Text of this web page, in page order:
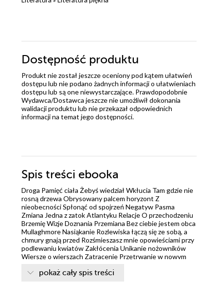
Dostępność produktu
Produkt nie został jeszcze oceniony pod kątem ułatwień
dostępu lub nie podano żadnych informacji o ułatwieniach
dostępu lub są one niewystarczające. Prawdopodobnie
Wydawca/Dostawca jeszcze nie umożliwił dokonania
walidacji produktu lub nie przekazał odpowiednich
informacji na temat jego dostępności.
Spis treści ebooka
Droga Pamięć ciała Żebyś wiedział Wkłucia Tam gdzie nie
rosną drzewa Obrysowany palcem horyzont Z
nieobecności Spłonąć od spojrzeń Negatyw Pasma
Zmiana Jedna z zatok Atlantyku Relacje O przechodzeniu
Brzemię Wizje Doznania Przemiana Bez ciebie jestem obca
Mullaghmore Nasiąkanie Rozlewiska łączą się ze sobą, a
chmury gnają przed Rozśmieszasz mnie opowieściami przy
podlewaniu kwiatów Zakłócenia Unikanie nożowników
Wiersze o wierszach Zatracenie Przetrwanie w nowym
płacimy za wodę W pełni Zapisani Zabawny koniec historii
pokaż cały spis treści